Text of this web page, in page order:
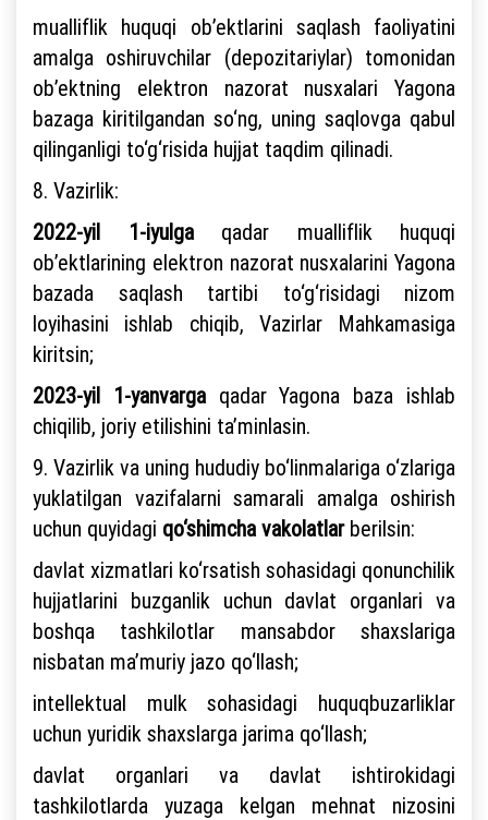
mualliflik huquqi ob’ektlarini saqlash faoliyatini
amalga oshiruvchilar (depozitariylar) tomonidan
ob’ektning elektron nazorat nusxalari Yagona
bazaga kiritilgandan so‘ng, uning saqlovga qabul
qilinganligi to‘g‘risida hujjat taqdim qilinadi.
8. Vazirlik:
2022-yil 1-iyulgaqadar mualliflik huquqi
ob’ektlarining elektron nazorat nusxalarini Yagona
bazada saqlash tartibi to‘g‘risidagi nizom
loyihasini ishlab chiqib, Vazirlar Mahkamasiga
kiritsin;
2023-yil 1-yanvargaqadar Yagona baza ishlab
chiqilib, joriy etilishini ta’minlasin.
9. Vazirlik va uning hududiy bo‘linmalariga o‘zlariga
yuklatilgan vazifalarni samarali amalga oshirish
uchun quyidagi qo‘shimcha vakolatlarberilsin:
davlat xizmatlari ko‘rsatish sohasidagi qonunchilik
hujjatlarini buzganlik uchun davlat organlari va
boshqa tashkilotlar mansabdor shaxslariga
nisbatan ma’muriy jazo qo‘llash;
intellektual mulk sohasidagi huquqbuzarliklar
uchun yuridik shaxslarga jarima qo‘llash;
davlat organlari va davlat ishtirokidagi
tashkilotlarda yuzaga kelgan mehnat nizosini